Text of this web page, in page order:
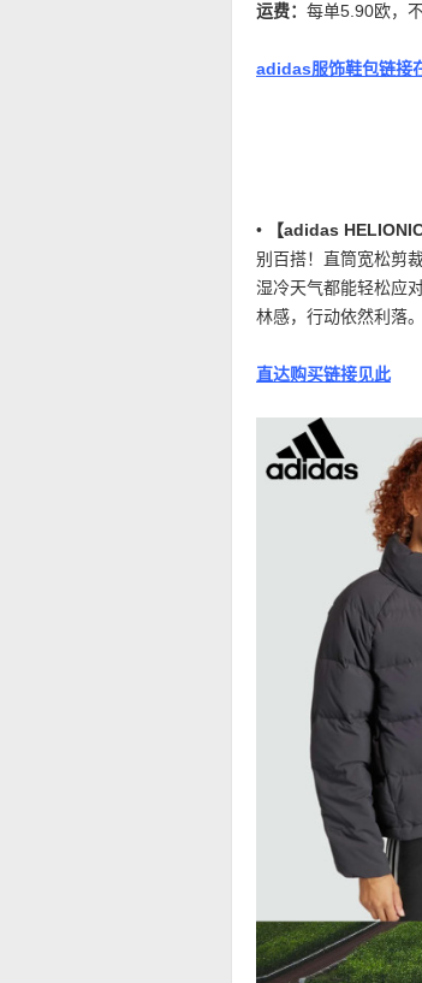
运费： 每单5.90欧，
adidas服饰鞋包链接
• 【adidas
别百搭！直筒宽松剪
湿冷天气都能轻松应
林感，行动依然利落。
直达购买链接见此